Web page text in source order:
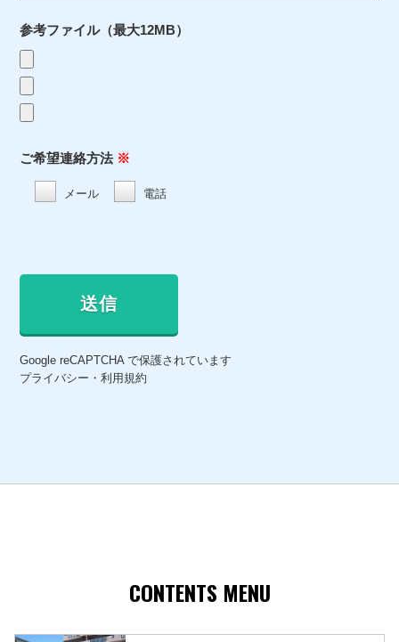
参考ファイル（最大12MB）
ご希望連絡方法 ※
メール 電話
Google reCAPTCHA で保護されています
プライバシー ・ 利用規約
CONTENTS MENU